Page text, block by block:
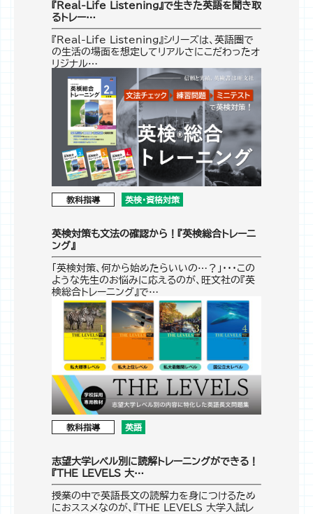
『Real-Life Listening』で生きた英語を聞き取
るトレー…
『Real-Life Listening』シリーズは、英語圏で
の生活の場面を想定してリアルさにこだわったオ
リジナル…
教科指導 英検・資格対策
英検対策も文法の確認から！『英検総合トレーニ
ング』
「英検対策、何から始めたらいいの…？」・・・この
ような先生のお悩みに応えるのが、旺文社の『英
検総合トレーニング』で…
教科指導 英語
志望大学レベル別に読解トレーニングができる！
『THE LEVELS 大…
授業の中で英語長文の読解力を身につけるため
におススメなのが、『THE LEVELS 大学入試レ